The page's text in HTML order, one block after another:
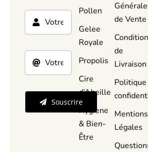
Souscrire
Pollen
Gelee
Royale
Propolis
Cire
d’Abeille
Hygiene
& Bien-
Être
de Vente
de
Livraison
Politique
Mentions
Légales